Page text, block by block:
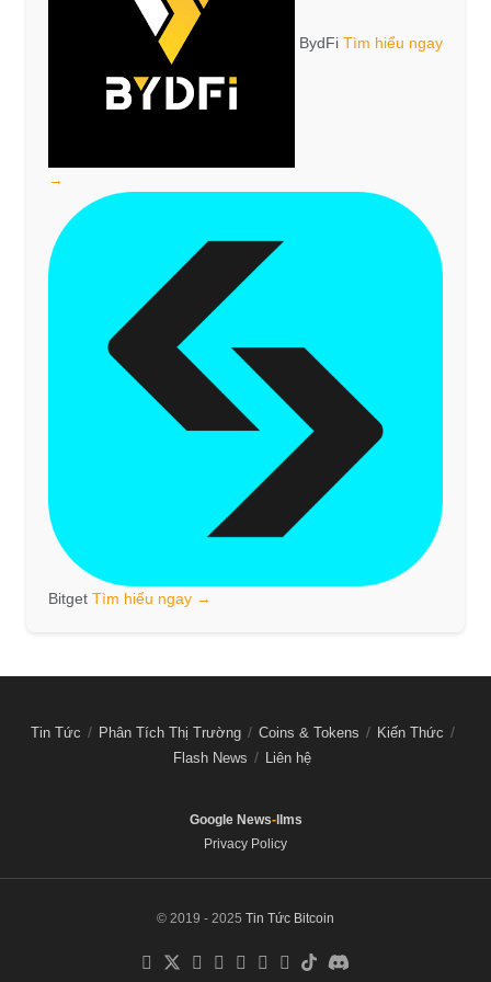
BydFi Tìm hiểu ngay
→
Bitget Tìm hiểu ngay →
Tin Tức Phân Tích Thị Trường Coins & Tokens
Kiến Thức
Flash News
Liên hệ
Google News-llms
Privacy Policy
© 2019 - 2025 Tin Tức Bitcoin